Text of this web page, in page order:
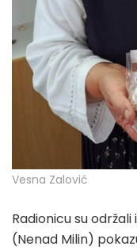
Vesna Zalović
Radionicu su održali
(Nenad Milin)